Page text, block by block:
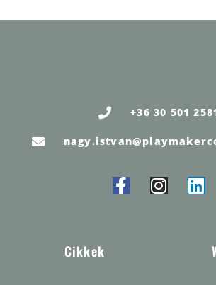
+36 30 501
Cikkek